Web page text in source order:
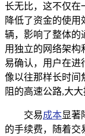
长无比，这不仅在
降低了资金的使
辆，影响了整体的
用独立的网络架构
易确认，用户在进
像以往那样长时间
阻的高速公路,大
交易成本显著
的手续费，随着交